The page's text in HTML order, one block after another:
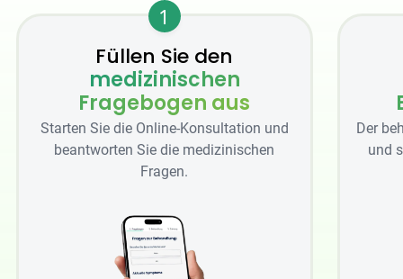
1
Füllen Sie den
medizinischen
Fragebogen aus
Starten Sie die Online-Konsultation und
beantworten Sie die medizinischen
Fragen.
Der
und